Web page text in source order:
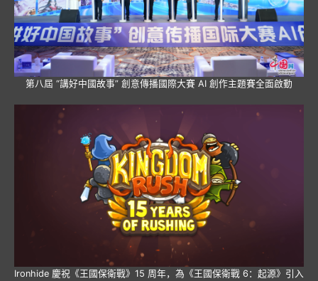
第八屆 “講好中國故事” 創意傳播國際大賽 AI 創作主題賽全面啟動
Ironhide 慶祝《王國保衛戰》15 周年，為《王國保衛戰 6：起源》引入